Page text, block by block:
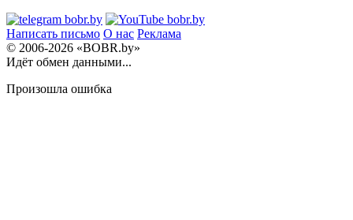
Написать письмо О нас Реклама
© 2006-2026 «BOBR.by»
Идёт обмен данными...
Произошла ошибка